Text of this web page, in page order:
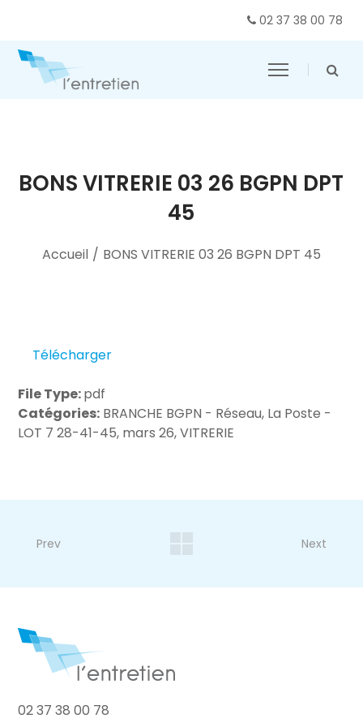
02 37 38 00 78
BONS VITRERIE 03 26 BGPN DPT
45
Accueil / BONS VITRERIE 03 26 BGPN DPT 45
Télécharger
File Type:pdf
Catégories: BRANCHE BGPN - Réseau, La Poste -
LOT 7 28-41-45, mars 26, VITRERIE
Prev Next
02 37 38 00 78